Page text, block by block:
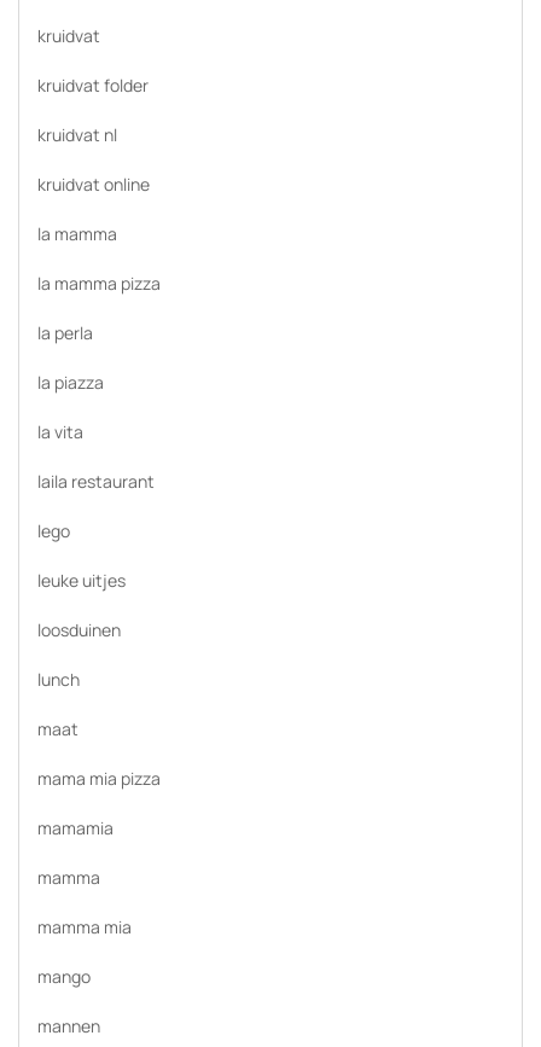
kruidvat
kruidvat folder
kruidvat nl
kruidvat online
la mamma
la mamma pizza
la perla
la piazza
la vita
laila restaurant
lego
leuke uitjes
loosduinen
lunch
maat
mama mia pizza
mamamia
mamma
mamma mia
mango
mannen